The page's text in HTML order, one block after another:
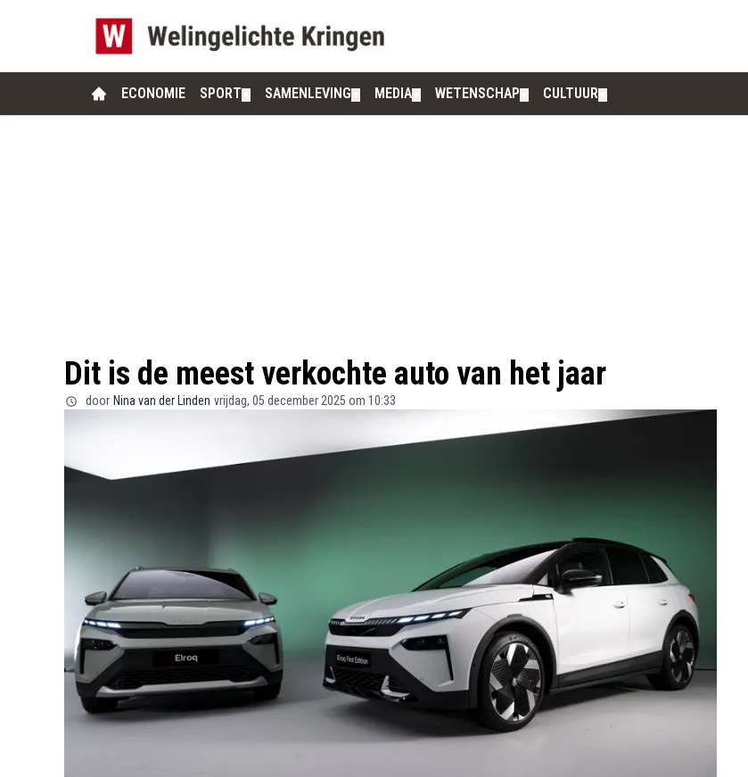
ECONOMIE SPORT SAMENLEVING MEDIA WETENSCHAP CULTUUR
Dit is de meest verkochte auto van het jaar
door Nina van der Linden vrijdag, 05 december 2025 om 10:33